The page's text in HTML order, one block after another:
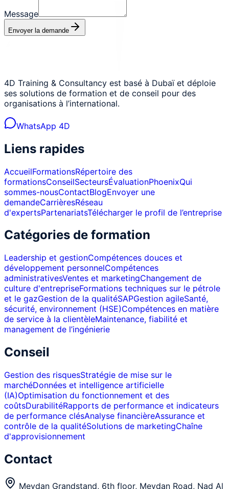
Message
Envoyer la demande
4D Training & Consultancy est basé à Dubaï et déploie
ses solutions de formation et de conseil pour des
organisations à l’international.
WhatsApp 4D
Liens rapides
AccueilFormationsRépertoire des
formationsConseilSecteursÉvaluationPhoenixQui
sommes-nousContactBlogEnvoyer une
demandeCarrièresRéseau
d'expertsPartenariatsTélécharger le profil de l’entreprise
Catégories de formation
Leadership et gestionCompétences douces et
développement personnelCompétences
administrativesVentes et marketingChangement de
culture d'entrepriseFormations techniques sur le pétrole
et le gazGestion de la qualitéSAPGestion agileSanté,
sécurité, environnement (HSE)Compétences en matière
de service à la clientèleMaintenance, fiabilité et
management de l’ingénierie
Conseil
Gestion des risquesStratégie de mise sur le
marchéDonnées et intelligence artificielle
(IA)Optimisation du fonctionnement et des
coûtsDurabilitéRapports de performance et indicateurs
de performance clésAnalyse financièreAssurance et
contrôle de la qualitéSolutions de marketingChaîne
d'approvisionnement
Contact
Meydan Grandstand, 6th floor, Meydan Road, Nad Al